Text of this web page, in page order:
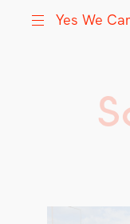
Utilisation
Yes We